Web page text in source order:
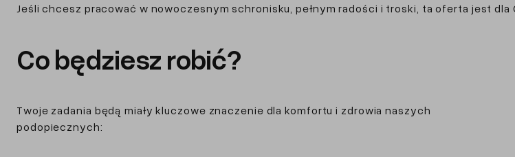
Jeśli chcesz pracować w nowoczesnym schronisku, pełnym radości i troski, ta oferta jest
Co będziesz robić?
Twoje zadania będą miały kluczowe znaczenie dla komfortu i zdrowia naszych
podopiecznych: